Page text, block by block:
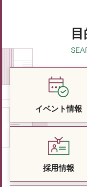
イベント情報
採用情報